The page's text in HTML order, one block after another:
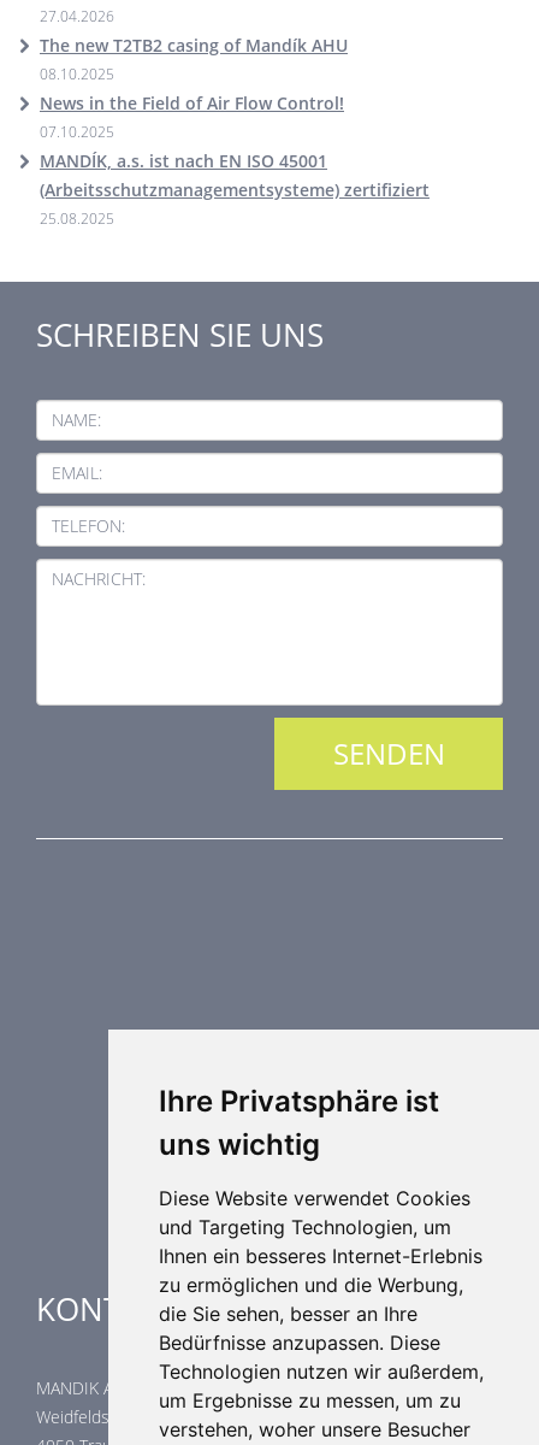
Ihre Privatsphäre ist
uns wichtig
Diese Website verwendet Cookies
und Targeting Technologien, um
Ihnen ein besseres Internet-Erlebnis
zu ermöglichen und die Werbung,
die Sie sehen, besser an Ihre
Bedürfnisse anzupassen. Diese
Technologien nutzen wir außerdem,
um Ergebnisse zu messen, um zu
verstehen, woher unsere Besucher
27.04.2026
The new T2TB2 casing of Mandík AHU
08.10.2025
News in the Field of Air Flow Control!
07.10.2025
MANDÍK, a.s. ist nach EN ISO 45001
(Arbeitsschutzmanagementsysteme) zertifiziert
25.08.2025
SCHREIBEN SIE UNS
NAME:
EMAIL:
TELEFON:
NACHRICHT:
Regelungstechnik
Weitere Elemente Lufttechnik
Industrielle heizung und kühlung
KONTAKTE
MANDIK Austria GmbH
Weidfeldstraße 117/1/14